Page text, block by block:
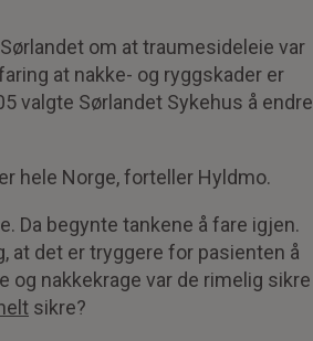
om at traumesideleie var
at nakke- og ryggskader er
valgte Sørlandet Sykehus å endre
hele Norge, forteller Hyldmo.
Da begynte tankene å fare igjen.
at det er tryggere for pasienten å
og nakkekrage var de rimelig sikre
sikre?